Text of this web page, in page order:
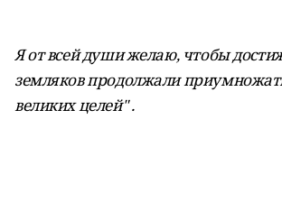
Я от всей души желаю, чтобы
земляков продолжали
великих целей" .